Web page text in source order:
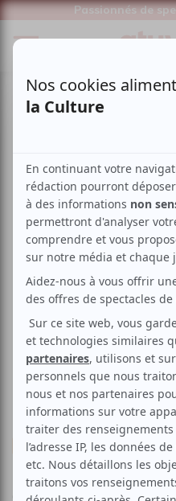
Passionnés de
Exposition Art Arts visuels
J'affiche mes